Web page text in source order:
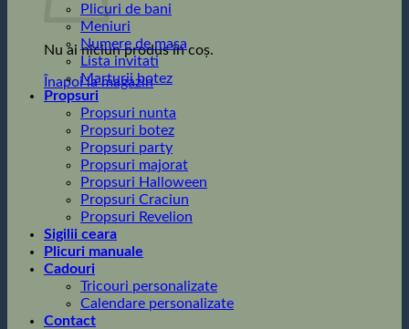
Nu ai niciun produs în coș.
Înapoi la magazin
Plicuri de bani
Meniuri
Numere de masa
Lista invitati
Marturii botez
Propsuri
Propsuri nunta
Propsuri botez
Propsuri party
Propsuri majorat
Propsuri Halloween
Propsuri Craciun
Propsuri Revelion
Sigilii ceara
Plicuri manuale
Cadouri
Tricouri personalizate
Calendare personalizate
Contact